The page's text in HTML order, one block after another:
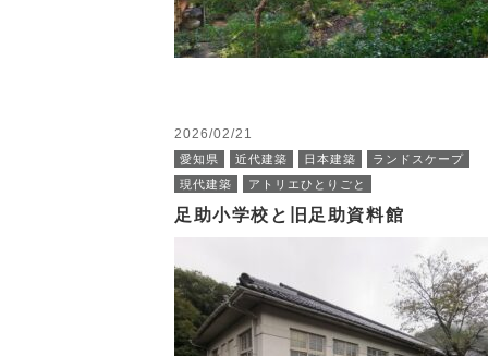
2026/02/21
愛知県 近代建築 日本建築
ランドスケープ
現代建築
アトリエひとりごと
足助小学校と旧足助資料館